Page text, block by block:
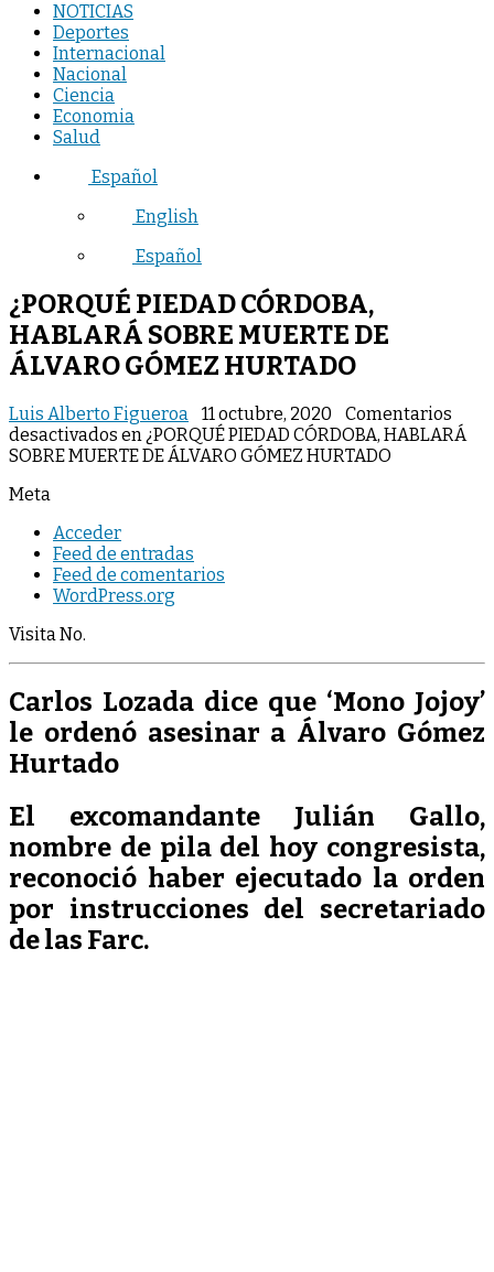
NOTICIAS
Deportes
Internacional
Nacional
Ciencia
Economia
Salud
Español
English
Español
¿PORQUÉ PIEDAD CÓRDOBA,
HABLARÁ SOBRE MUERTE DE
ÁLVARO GÓMEZ HURTADO
Luis Alberto Figueroa 11 octubre, 2020
Comentarios
desactivados en ¿PORQUÉ PIEDAD CÓRDOBA, HABLARÁ
SOBRE MUERTE DE ÁLVARO GÓMEZ HURTADO
Meta
Acceder
Feed de entradas
Feed de comentarios
WordPress.org
Visita No.
Carlos Lozada dice que ‘Mono Jojoy’
le ordenó asesinar a Álvaro Gómez
Hurtado
El excomandante Julián Gallo,
nombre de pila del hoy congresista,
reconoció haber ejecutado la orden
por instrucciones del secretariado
de las Farc.